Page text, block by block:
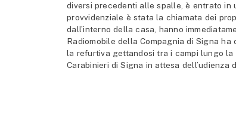
diversi precedenti alle spalle, è entrato in
provvidenziale è stata la chiamata dei
dall’interno della casa, hanno
Radiomobile della Compagnia di Signa
la refurtiva gettandosi tra i campi lungo la
Carabinieri di Signa in attesa